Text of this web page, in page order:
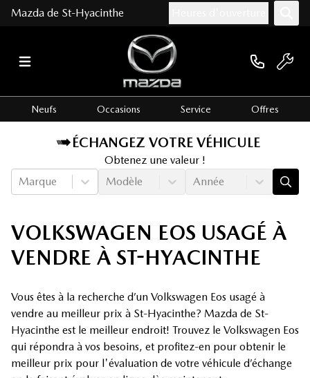
Mazda de St-Hyacinthe
Neufs Occasions Service Offres
ÉCHANGEZ VOTRE VÉHICULE
Obtenez une valeur !
Marque
Modèle Année
VOLKSWAGEN EOS USAGÉ À
VENDRE À ST-HYACINTHE
Vous êtes à la recherche d’un Volkswagen Eos usagé à
vendre au meilleur prix à St-Hyacinthe? Mazda de St-
Hyacinthe est le meilleur endroit! Trouvez le Volkswagen Eos
qui répondra à vos besoins, et profitez-en pour obtenir le
meilleur prix pour l'évaluation de votre véhicule d’échange